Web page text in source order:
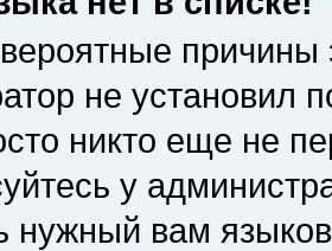
причины
не установил
никто еще не
у
нужный вам